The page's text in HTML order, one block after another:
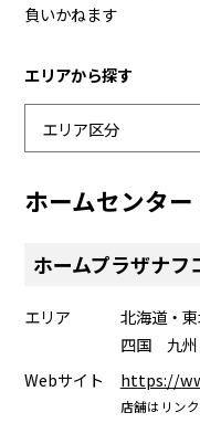
負いかねます
エリアから探す
ホームセンタ
ホームプラザナフ
エリア
北海道・
四国 九
Webサイト
https://
店舗はリン